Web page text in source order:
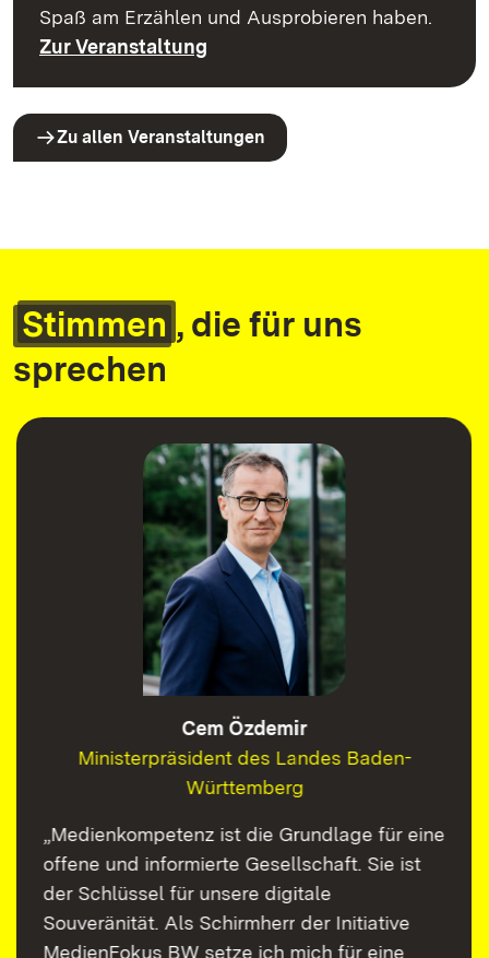
Spaß am Erzählen und Ausprobieren haben.
Zur Veranstaltung
Zu allen Veranstaltungen
Stimmen , die für uns
sprechen
Cem Özdemir
Ministerpräsident des Landes Baden-
Württemberg
„Medienkompetenz ist die Grundlage für eine
offene und informierte Gesellschaft. Sie ist
der Schlüssel für unsere digitale
Souveränität. Als Schirmherr der Initiative
MedienFokus BW setze ich mich für eine